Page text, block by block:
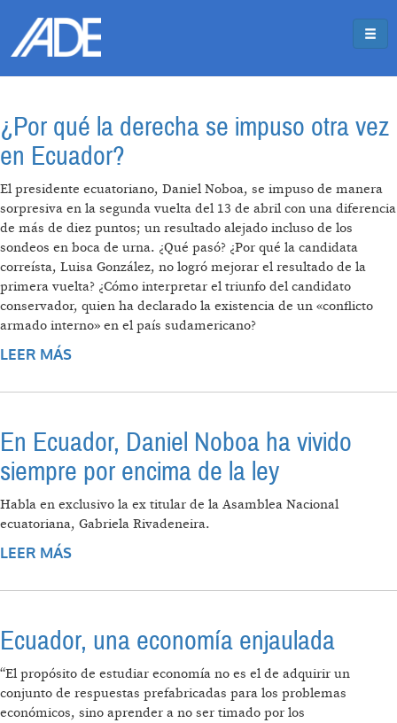
¿Por qué la derecha se impuso otra vez
en Ecuador?
El presidente ecuatoriano, Daniel Noboa, se impuso de manera
sorpresiva en la segunda vuelta del 13 de abril con una diferencia
de más de diez puntos; un resultado alejado incluso de los
sondeos en boca de urna. ¿Qué pasó? ¿Por qué la candidata
correísta, Luisa González, no logró mejorar el resultado de la
primera vuelta? ¿Cómo interpretar el triunfo del candidato
conservador, quien ha declarado la existencia de un «conflicto
armado interno» en el país sudamericano?
LEER MÁS
En Ecuador, Daniel Noboa ha vivido
siempre por encima de la ley
Habla en exclusivo la ex titular de la Asamblea Nacional
ecuatoriana, Gabriela Rivadeneira.
LEER MÁS
Ecuador, una economía enjaulada
“El propósito de estudiar economía no es el de adquirir un
conjunto de respuestas prefabricadas para los problemas
económicos, sino aprender a no ser timado por los